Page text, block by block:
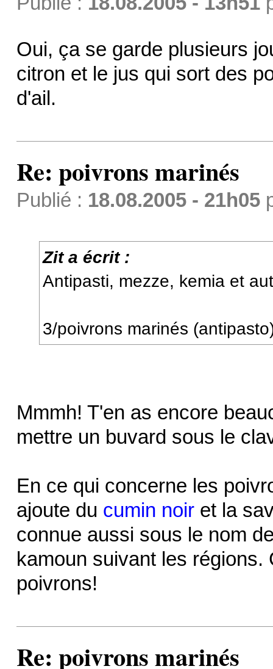
Oui, ça se garde plusieurs
citron et le jus qui sort des
d'ail.
Re: poivrons marinés
Publié : 18.08.2005 - 21h05
Zit a écrit :
Antipasti, mezze, kemia et
3/poivrons marinés
Mmmh! T'en as encore
mettre un buvard sous le
En ce qui concerne les
ajoute du cumin noiret la
connue aussi sous le nom
kamoun suivant les
poivrons!
Re: poivrons marinés